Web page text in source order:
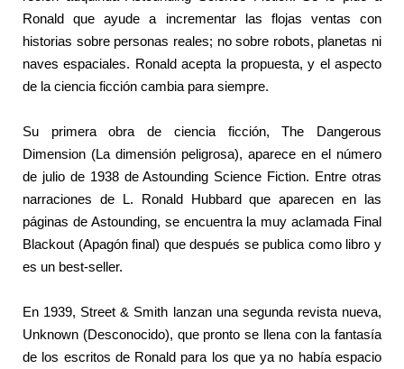
Ronald que ayude a incrementar las flojas ventas con
historias sobre personas reales; no sobre robots, planetas ni
naves espaciales. Ronald acepta la propuesta, y el aspecto
de la ciencia ficción cambia para siempre.
Su primera obra de ciencia ficción, The Dangerous
Dimension (La dimensión peligrosa), aparece en el número
de julio de 1938 de Astounding Science Fiction. Entre otras
narraciones de L. Ronald Hubbard que aparecen en las
páginas de Astounding, se encuentra la muy aclamada Final
Blackout (Apagón final) que después se publica como libro y
es un best-seller.
En 1939, Street & Smith lanzan una segunda revista nueva,
Unknown (Desconocido), que pronto se llena con la fantasía
de los escritos de Ronald para los que ya no había espacio